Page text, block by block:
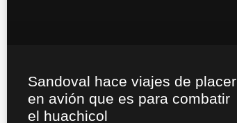
Sandoval hace viajes de placer
en avión que es para combatir
el huachicol